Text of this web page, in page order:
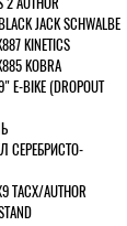
JACK SCHWALBE
KINETICS
KOBRA
BIKE (DROPOUT
СЕРЕБРИСТО-
TACX/AUTHOR